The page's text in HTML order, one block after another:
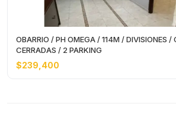
OBARRIO / PH OMEGA / 114M / DIVISIONES /
CERRADAS / 2 PARKING
$239,400